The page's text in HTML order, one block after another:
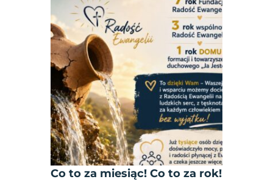
Co to za miesiąc! Co to za rok!